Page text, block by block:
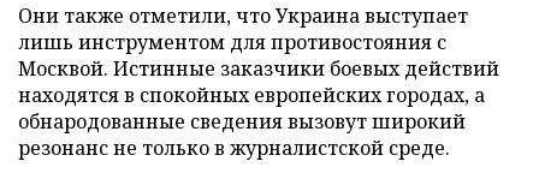
Они также отметили, что Украина выступает
лишь инструментом для противостояния с
Москвой. Истинные заказчики боевых действий
находятся в спокойных европейских городах, а
обнародованные сведения вызовут широкий
резонанс не только в журналистской среде.